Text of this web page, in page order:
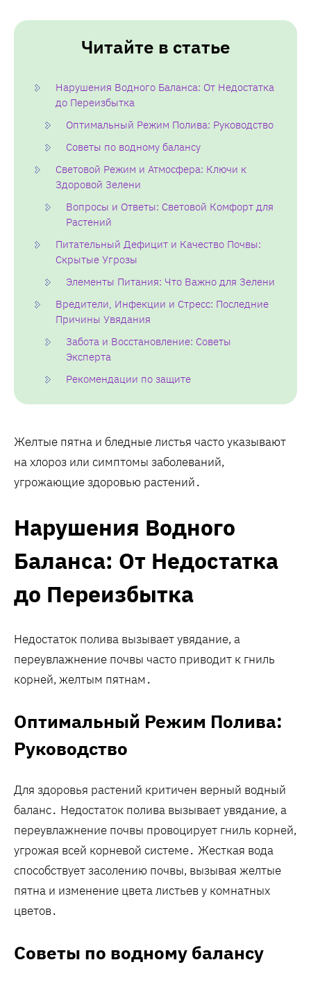
Читайте в статье
Нарушения Водного Баланса: От Недостатка
до Переизбытка
Оптимальный Режим Полива: Руководство
Советы по водному балансу
Световой Режим и Атмосфера: Ключи к
Здоровой Зелени
Вопросы и Ответы: Световой Комфорт для
Растений
Питательный Дефицит и Качество Почвы:
Скрытые Угрозы
Элементы Питания: Что Важно для Зелени
Вредители, Инфекции и Стресс: Последние
Причины Увядания
Забота и Восстановление: Советы
Эксперта
Рекомендации по защите
Желтые пятна и бледные листья часто указывают
на хлороз или симптомы заболеваний,
угрожающие здоровью растений․
Нарушения Водного
Баланса: От Недостатка
до Переизбытка
Недостаток полива вызывает увядание, а
переувлажнение почвы часто приводит к гниль
корней, желтым пятнам․
Оптимальный Режим Полива:
Руководство
Для здоровья растений критичен верный водный
баланс․ Недостаток полива вызывает увядание, а
переувлажнение почвы провоцирует гниль корней,
угрожая всей корневой системе․ Жесткая вода
способствует засолению почвы, вызывая желтые
пятна и изменение цвета листьев у комнатных
цветов․
Советы по водному балансу